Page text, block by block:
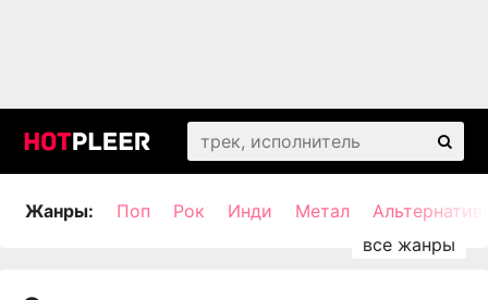
Жанры: Поп Рок Инди Метал